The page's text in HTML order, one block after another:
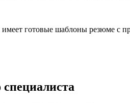
готовые шаблоны резюме с